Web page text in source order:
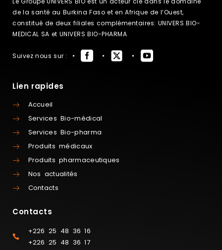
de la santé au Burkina Faso et en Afrique de l’Ouest,
constitué de deux filiales complémentaires: UNIVERS BIO-
MEDICAL SA et UNIVERS BIO-PHARMA
Suivez nous sur :
Lien rapides
Accueil
Services Bio-médical
Services Bio-pharma
Produits médicaux
Produits pharmaceutiques
Nos actualités
Contacts
Contacts
+226 25 48 36 16
+226 25 48 36 17